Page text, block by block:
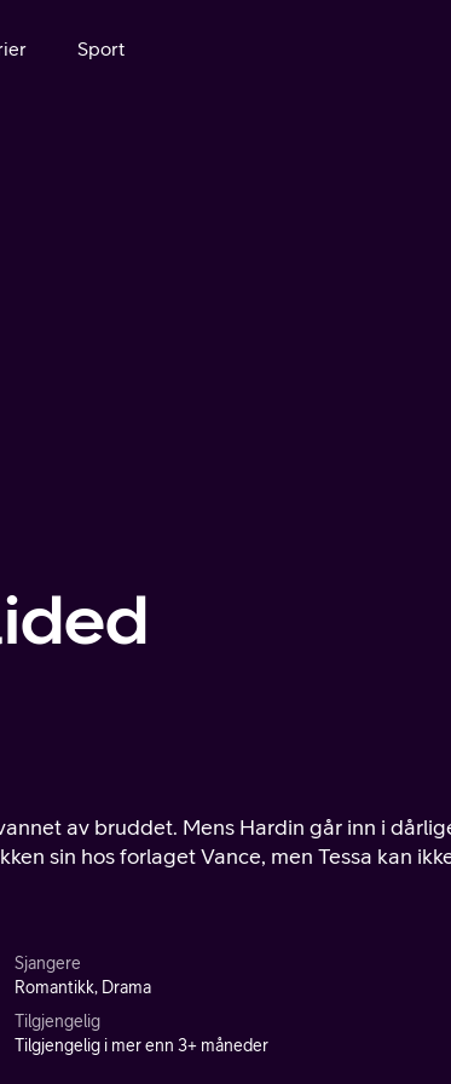
Sport
av bruddet. Mens Hardin går inn i
sin hos forlaget Vance, men Tessa kan
Sjangere
Romantikk, Drama
Tilgjengelig
Tilgjengelig i mer enn 3+ måneder